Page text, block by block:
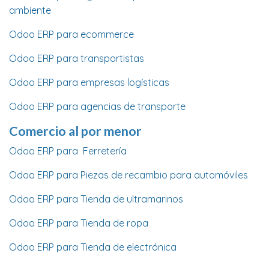
ambiente
Odoo ERP para ecommerce
Odoo ERP para transportistas
Odoo ERP para empresas logísticas
Odoo ERP para agencias de transporte
Comercio al por menor
Odoo ERP para Ferretería
Odoo ERP para Piezas de recambio para automóviles
Odoo ERP para Tienda de ultramarinos
Odoo ERP para Tienda de ropa
Odoo ERP para Tienda de electrónica